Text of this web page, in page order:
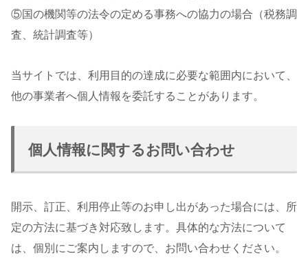
⑤国の機関等の法令の定める事務への協力の場合（税務調
査、統計調査等）
当サイトでは、利用目的の達成に必要な範囲内において、
他の事業者へ個人情報を委託することがあります。
個人情報に関するお問い合わせ
開示、訂正、利用停止等のお申し出があった場合には、所
定の方法に基づき対応致します。具体的な方法について
は、個別にご案内しますので、お問い合わせください。